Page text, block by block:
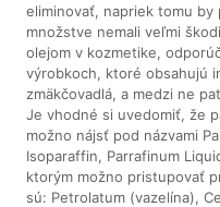
eliminovať, napriek tomu by
množstve nemali veľmi
olejom v kozmetike,
výrobkoch, ktoré obsahujú
zmäkčovadlá, a medzi ne
Je vhodné si uvedomiť, že
možno nájsť pod názvami
Isoparaffin, Parrafinum
ktorým možno pristupovať
sú: Petrolatum (vazelína),